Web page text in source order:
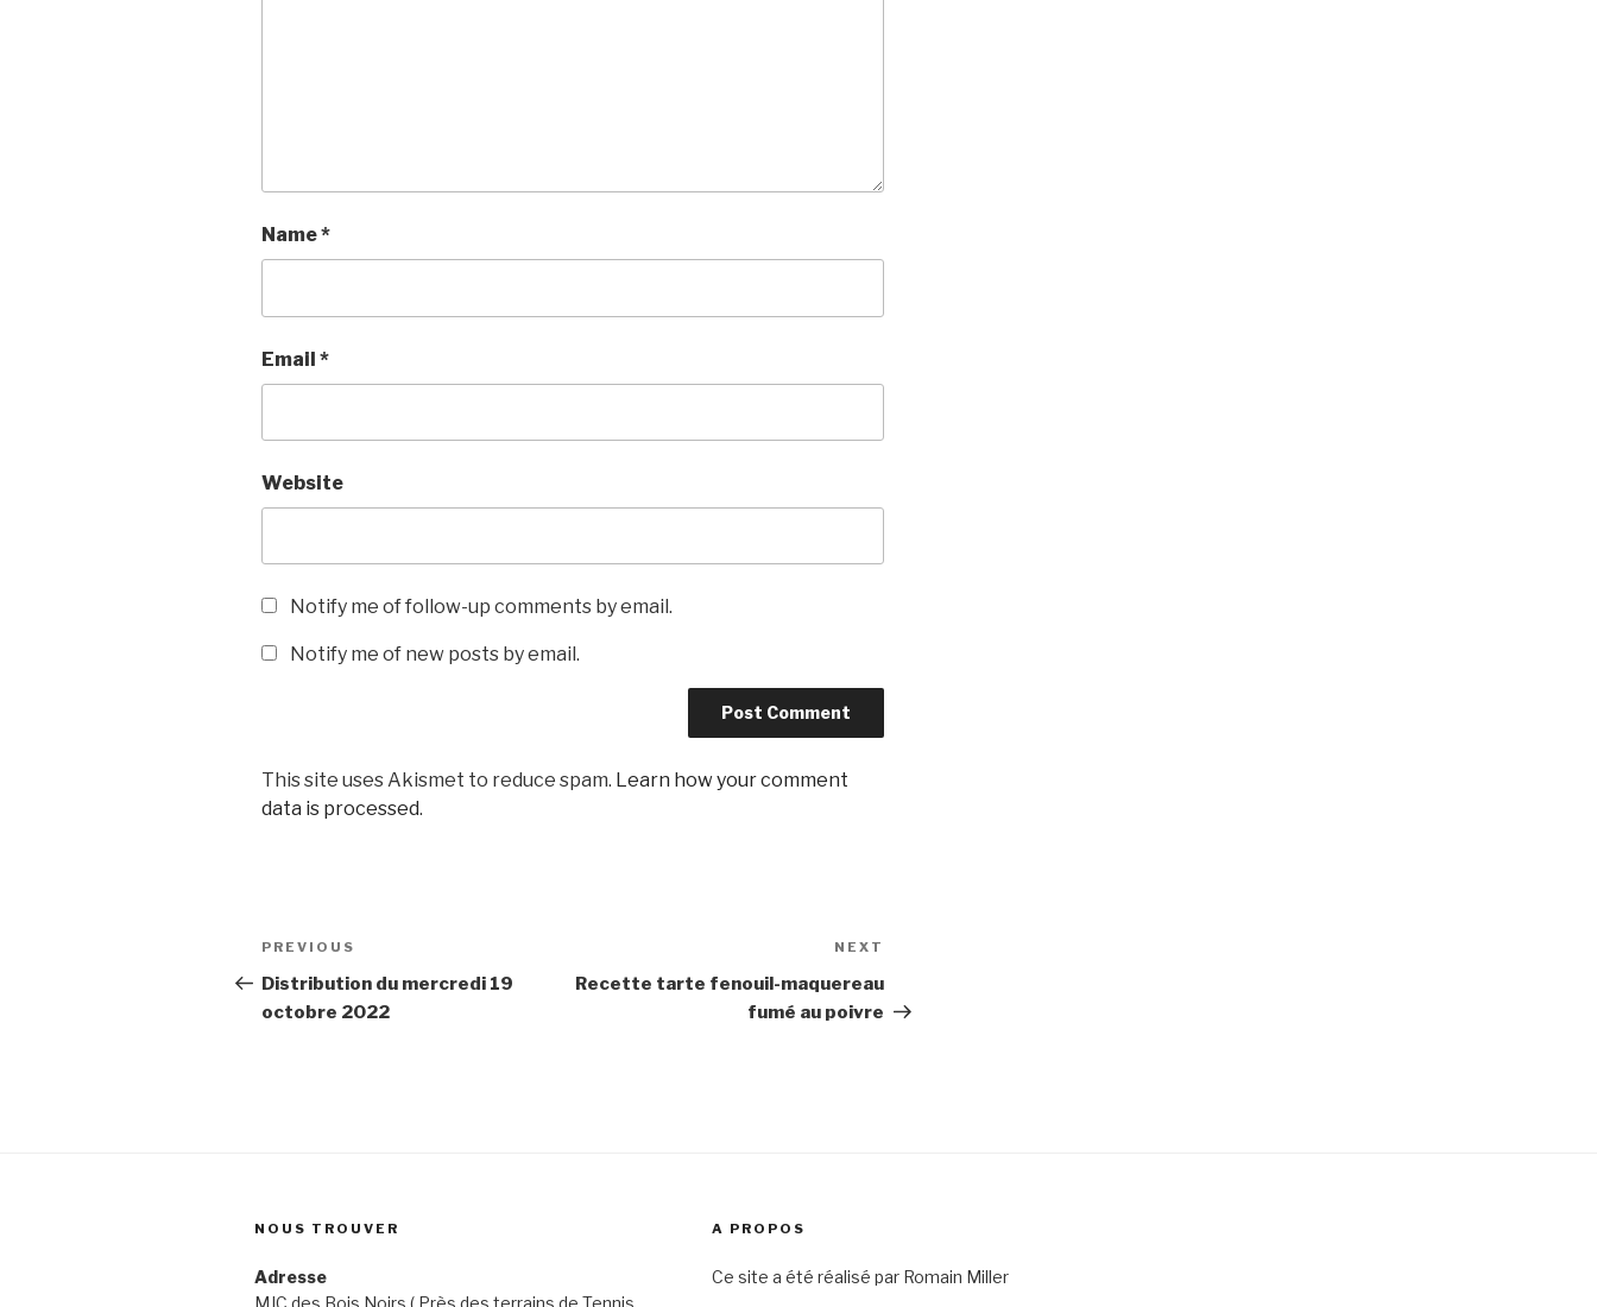
Name*
Email *
Website
Notify me of follow-up comments by email.
Notify me of new posts by email.
This site uses Akismet to reduce spam. Learn how your comment
data is processed.
Post
navigation
Previous
Post
PREVIOUS
Distribution du mercredi 19
octobre 2022
Post
NEXT
Recette tarte fenouil-maquereau
fumé au poivre
NOUS TROUVER
Adresse
A PROPOS
Ce site a été réalisé par Romain Miller